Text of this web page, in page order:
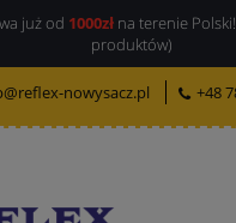
już od 1000złna terenie
produktów)
nowysacz.pl +48